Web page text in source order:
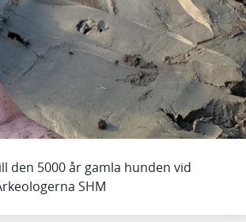
den 5000 år gamla hunden vid
SHM